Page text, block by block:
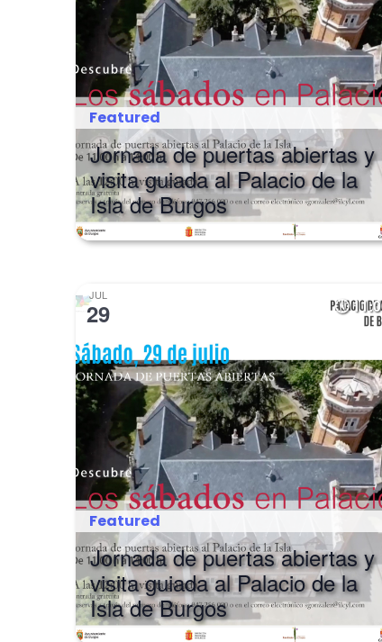
Featured
Jornada de puertas abiertas y
visita guiada al Palacio de la
Isla de Burgos
JUL
29
Featured
Jornada de puertas abiertas y
visita guiada al Palacio de la
Isla de Burgos